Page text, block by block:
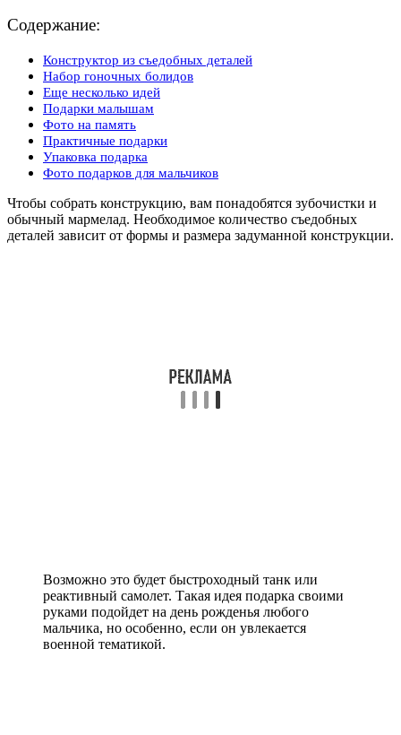
Содержание:
Конструктор из съедобных деталей
Набор гоночных болидов
Еще несколько идей
Подарки малышам
Фото на память
Практичные подарки
Упаковка подарка
Фото подарков для мальчиков
Чтобы собрать конструкцию, вам понадобятся зубочистки и
обычный мармелад. Необходимое количество съедобных
деталей зависит от формы и размера задуманной конструкции.
Возможно это будет быстроходный танк или
реактивный самолет. Такая идея подарка своими
руками подойдет на день рожденья любого
мальчика, но особенно, если он увлекается
военной тематикой.